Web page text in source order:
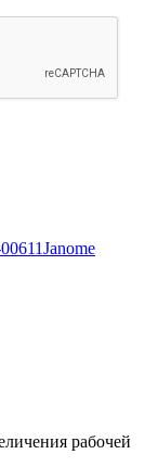
Janome
рабочей